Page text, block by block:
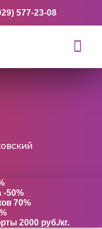
577-23-08
-50%
70%
2000 руб./кг.